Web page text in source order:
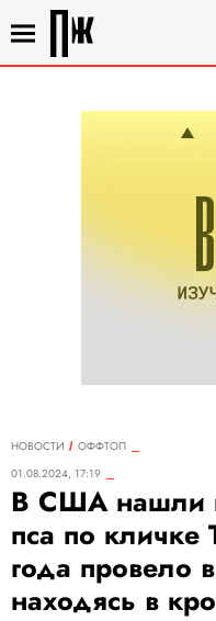
НОВОСТИ
ОФФТОП
01.08.2024, 17:19
В США нашли
пса по кличке
года провело
находясь в